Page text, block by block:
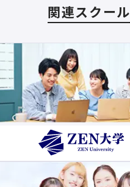
関連スクール